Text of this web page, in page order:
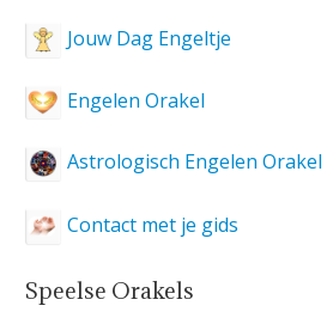
Jouw Dag Engeltje
Engelen Orakel
Astrologisch Engelen Orakel
Contact met je gids
Speelse Orakels